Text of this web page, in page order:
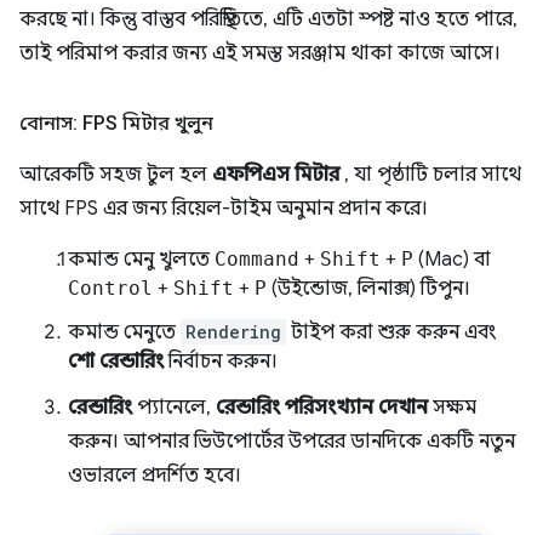
করছে না। কিন্তু বাস্তব পরিস্থিতিতে, এটি এতটা স্পষ্ট নাও হতে পারে,
তাই পরিমাপ করার জন্য এই সমস্ত সরঞ্জাম থাকা কাজে আসে।
বোনাস: FPS মিটার খুলুন
আরেকটি সহজ টুল হল এফপিএস মিটার, যা পৃষ্ঠাটি চলার সাথে
সাথে FPS এর জন্য রিয়েল-টাইম অনুমান প্রদান করে।
কমান্ড মেনু খুলতে Command + Shift + P (Mac) বা
Control + Shift + P (উইন্ডোজ, লিনাক্স) টিপুন।
কমান্ড মেনুতে Rendering টাইপ করা শুরু করুন এবং
শো রেন্ডারিংনির্বাচন করুন।
রেন্ডারিংপ্যানেলে, রেন্ডারিং পরিসংখ্যান দেখানসক্ষম
করুন। আপনার ভিউপোর্টের উপরের ডানদিকে একটি নতুন
ওভারলে প্রদর্শিত হবে।